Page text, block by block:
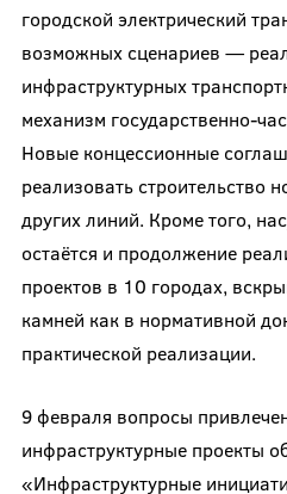
городской электрический
возможных сценариев —
инфраструктурных
механизм государственно-
Новые концессионные
реализовать строительство
других линий. Кроме того,
остаётся и продолжение
проектов в 10 городах,
камней как в нормативной
практической реализации.
9 февраля вопросы
инфраструктурные проекты
«Инфраструктурные